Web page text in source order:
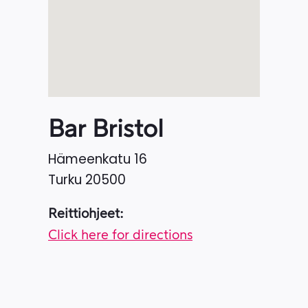
Bar Bristol
Hämeenkatu 16
Turku 20500
Reittiohjeet:
Click here for directions